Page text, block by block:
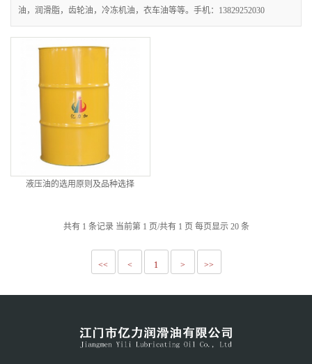
油，润滑脂，齿轮油，冷冻机油，衣车油等等。手机：13829252030
液压油的选用原则及品种选择
共有 1 条记录 当前第 1 页/共有 1 页 每页显示 20 条
<< < 1 > >>